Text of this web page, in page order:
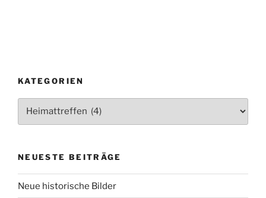
KATEGORIEN
NEUESTE BEITRÄGE
Neue historische Bilder